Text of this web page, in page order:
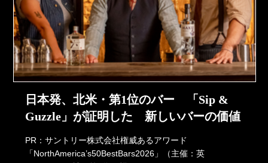
日本発、北米・第1位のバー 「Sip &
Guzzle」が証明した 新しいバーの価値
PR：サントリー株式会社権威あるアワード
「NorthAmerica’s50BestBars2026」（主催：英